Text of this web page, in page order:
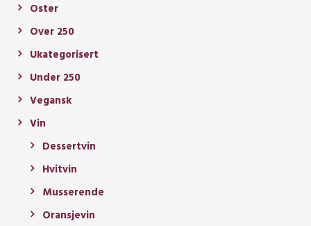
Oster
Over 250
Ukategorisert
Under 250
Vegansk
Vin
Dessertvin
Hvitvin
Musserende
Oransjevin